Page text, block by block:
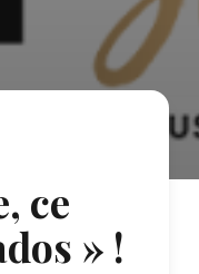
ce
» !